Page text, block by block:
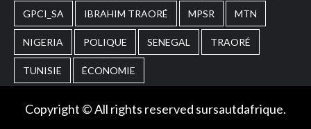
GPCI_SA IBRAHIM TRAORÉ MPSR MTN
NIGERIA POLIQUE SENEGAL TRAORÉ
TUNISIE ÉCONOMIE
Copyright © All rights reserved sursautdafrique.